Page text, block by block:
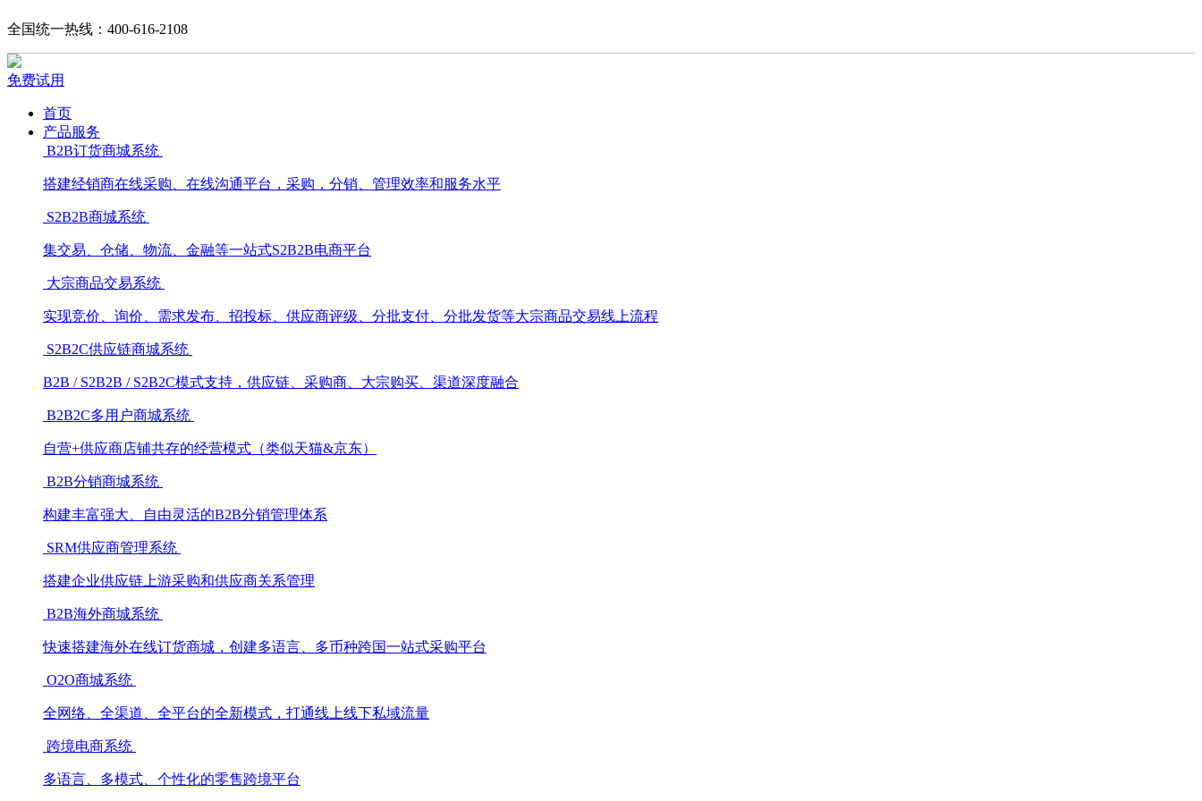
全国统一热线：400-616-2108
免费试用
首页
产品服务
B2B订货商城系统
搭建经销商在线采购、在线沟通平台，采购，分销、管理效率和服务水平
S2B2B商城系统
集交易、仓储、物流、金融等一站式S2B2B电商平台
大宗商品交易系统
实现竞价、询价、需求发布、招投标、供应商评级、分批支付、分批发货等大宗商品交易线上流程
S2B2C供应链商城系统
B2B / S2B2B / S2B2C模式支持，供应链、采购商、大宗购买、渠道深度融合
B2B2C多用户商城系统
自营+供应商店铺共存的经营模式（类似天猫&京东）
B2B分销商城系统
构建丰富强大、自由灵活的B2B分销管理体系
SRM供应商管理系统
搭建企业供应链上游采购和供应商关系管理
B2B海外商城系统
快速搭建海外在线订货商城，创建多语言、多币种跨国一站式采购平台
O2O商城系统
全网络、全渠道、全平台的全新模式，打通线上线下私域流量
跨境电商系统
多语言、多模式、个性化的零售跨境平台